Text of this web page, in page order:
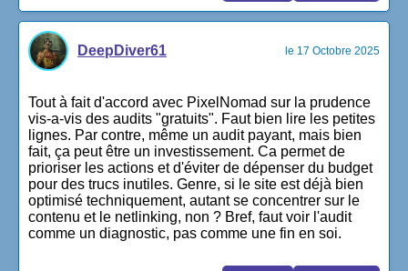
DeepDiver61 le 17 Octobre 2025
Tout à fait d'accord avec PixelNomad sur la prudence
vis-a-vis des audits "gratuits". Faut bien lire les petites
lignes. Par contre, même un audit payant, mais bien
fait, ça peut être un investissement. Ca permet de
prioriser les actions et d'éviter de dépenser du budget
pour des trucs inutiles. Genre, si le site est déjà bien
optimisé techniquement, autant se concentrer sur le
contenu et le netlinking, non ? Bref, faut voir l'audit
comme un diagnostic, pas comme une fin en soi.